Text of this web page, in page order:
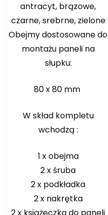
antracyt, brązowe,
czarne, srebrne, zielone
Obejmy dostosowane do
montażu paneli na
słupku:
80 x 80 mm
W skład kompletu
wchodzą :
1 x obejma
2 x śruba
2 x podkładka
2 x nakrętka